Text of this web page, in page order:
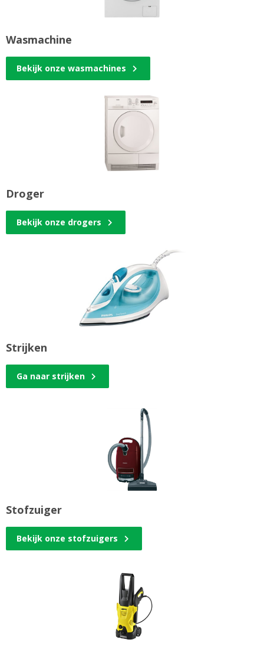
Wasmachine
Bekijk onze wasmachines
Droger
Bekijk onze drogers
Strijken
Ga naar strijken
Stofzuiger
Bekijk onze stofzuigers